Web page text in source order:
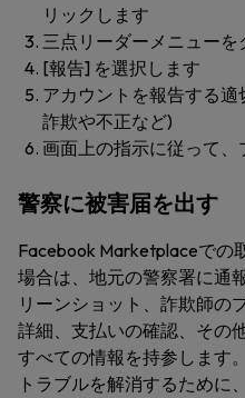
リックします
三点リーダーメニューを
[報告] を選択します
アカウントを報告する適
詐欺や不正など)
画面上の指示に従って
警察に被害届を出す
Facebook Marketplaceでの
場合は、地元の警察署に通
リーンショット、詐欺師の
詳細、支払いの確認、その
すべての情報を持参します
トラブルを解消するために